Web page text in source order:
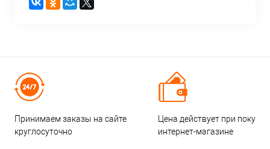
Принимаем заказы на сайте
круглосуточно
Цена действует при
интернет-магазине